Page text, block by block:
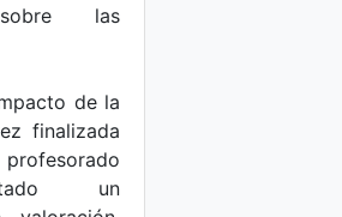
sobre las
de la
finalizada
un